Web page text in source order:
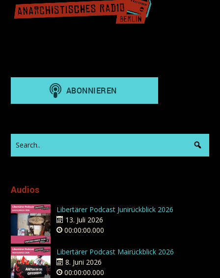
Audios
Libertärer Podcast Junirückblick 2026
13. Juli 2026
00:00:00.000
Libertärer Podcast Mairückblick 2026
8. Juni 2026
00:00:00.000